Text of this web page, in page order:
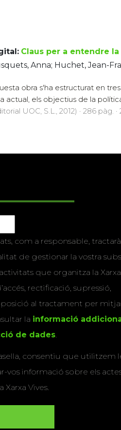
Claus per a entendre la
Anna; Huchet, Jean-
obra s'ha estructurat en
actual, els objectius de la
UOC, S.L., 2012) · 286 pàg. ·
com a responsable,
de gestionar la vostra
que organitza la Xarxa
rectificació, supressió,
al tractament per
la informació
de dades.
consentiu que utilitzem
vos informació sobre els
Vives.